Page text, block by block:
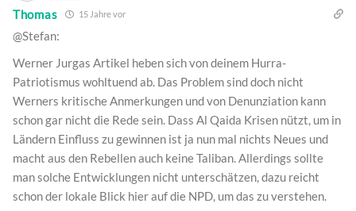
Thomas 15 Jahre vor
@Stefan:
Werner Jurgas Artikel heben sich von deinem Hurra-
Patriotismus wohltuend ab. Das Problem sind doch nicht
Werners kritische Anmerkungen und von Denunziation kann
schon gar nicht die Rede sein. Dass Al Qaida Krisen nützt, um in
Ländern Einfluss zu gewinnen ist ja nun mal nichts Neues und
macht aus den Rebellen auch keine Taliban. Allerdings sollte
man solche Entwicklungen nicht unterschätzen, dazu reicht
schon der lokale Blick hier auf die NPD, um das zu verstehen.